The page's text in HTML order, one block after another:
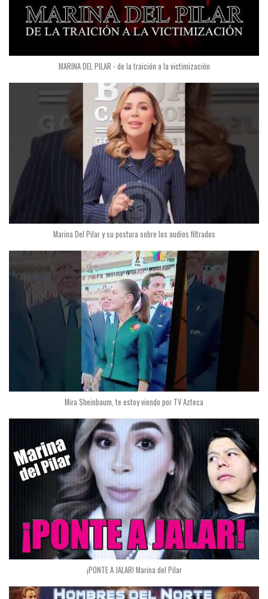
MARINA DEL PILAR - de la traición a la victimización
Marina Del Pilar y su postura sobre los audios filtrados
Mira Sheinbaum, te estoy viendo por TV Azteca
¡PONTE A JALAR! Marina del Pilar